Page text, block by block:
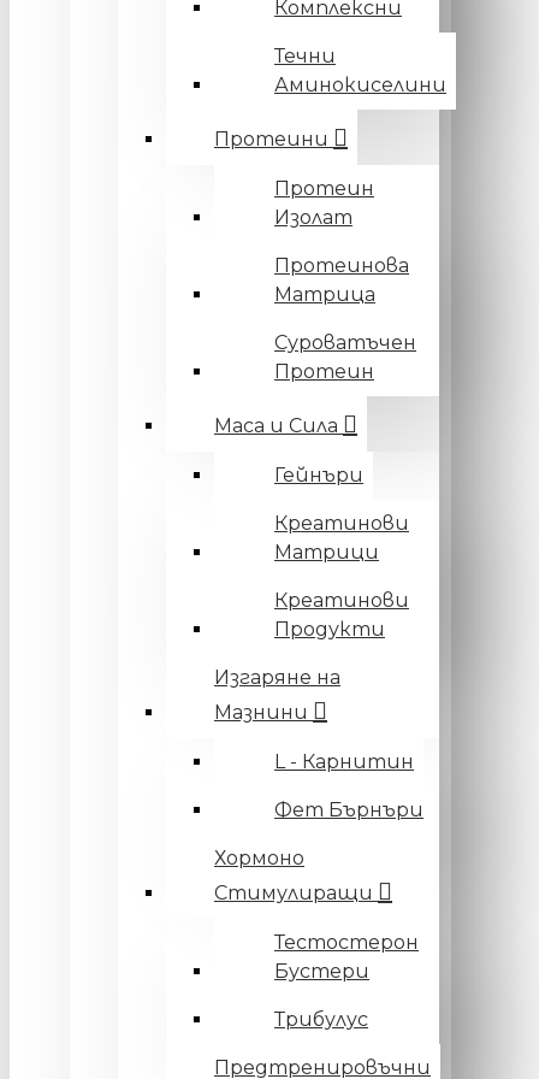
Комплексни
Течни
Аминокиселини
Протеини
Протеин
Изолат
Протеинова
Матрица
Суроватъчен
Протеин
Маса и Сила
Гейнъри
Креатинови
Матрици
Креатинови
Продукти
Изгаряне на
Мазнини
L - Карнитин
Фет Бърнъри
Хормоно
Стимулиращи
Тестостерон
Бустери
Трибулус
Предтренировъчни